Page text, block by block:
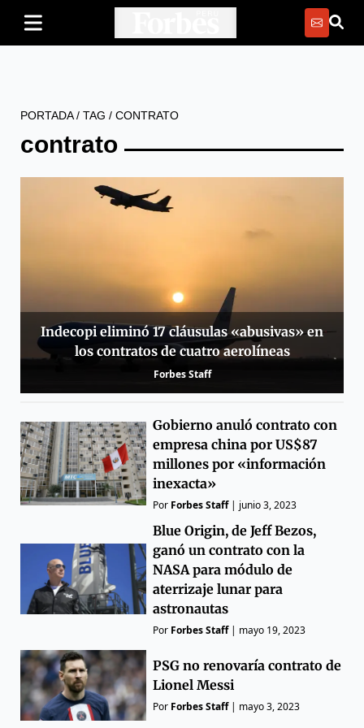
PORTADA/ TAG / CONTRATO
contrato
Indecopi eliminó 17 cláusulas «abusivas» en
los contratos de cuatro aerolíneas
Forbes Staff
Gobierno anuló contrato con
empresa china por US$87
millones por «información
inexacta»
Por Forbes Staff| junio 3, 2023
Blue Origin, de Jeff Bezos,
ganó un contrato con la
NASA para módulo de
aterrizaje lunar para
astronautas
Por Forbes Staff| mayo 19, 2023
PSG no renovaría contrato de
Lionel Messi
Por Forbes Staff| mayo 3, 2023